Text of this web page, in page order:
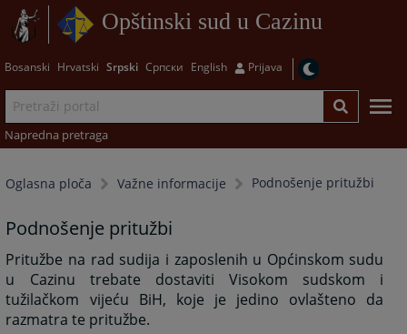
Opštinski sud u Cazinu
Bosanski Hrvatski Srpski Српски English Prijava
Napredna pretraga
Oglasna ploča Važne informacije Podnošenje pritužbi
Podnošenje pritužbi
Pritužbe na rad sudija i zaposlenih u Općinskom sudu
u Cazinu trebate dostaviti Visokom sudskom i
tužilačkom vijeću BiH, koje je jedino ovlašteno da
razmatra te pritužbe.